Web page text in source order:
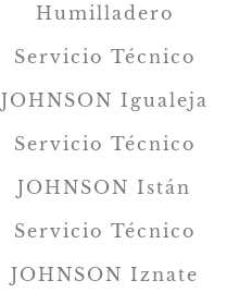
Humilladero
Servicio Técnico
JOHNSON Igualeja
Servicio Técnico
JOHNSON Istán
Servicio Técnico
JOHNSON Iznate